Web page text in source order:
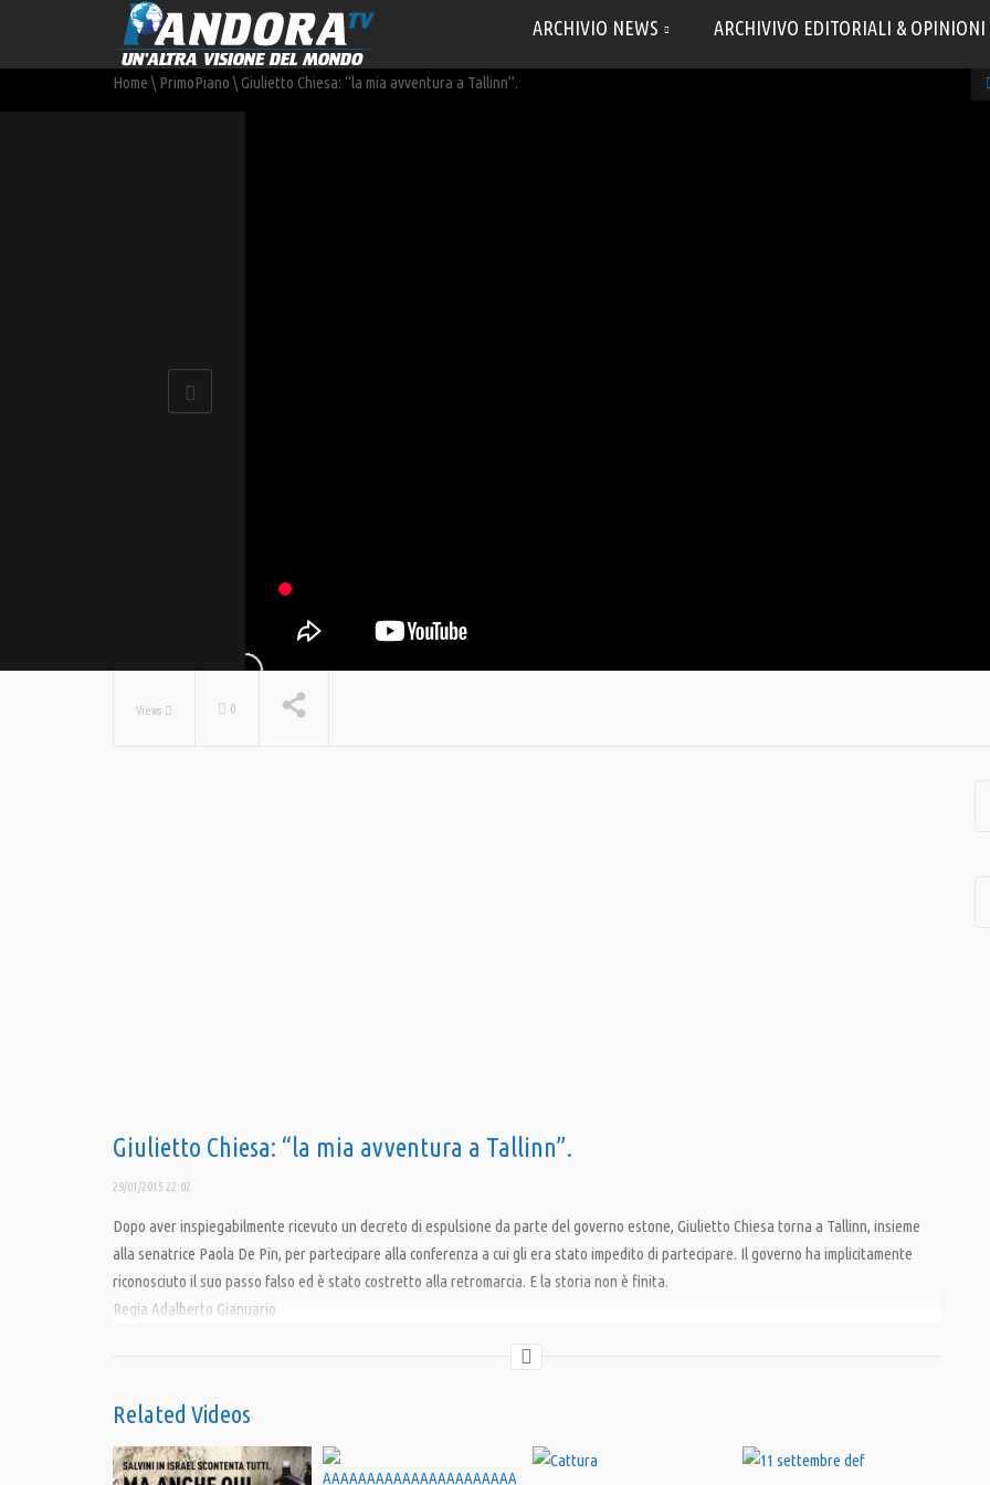
ARCHIVIO NEWS ARCHIVIVO EDITORIALI & OPINIONI
Home \ PrimoPiano \ Giulietto Chiesa: “la mia avventura a Tallinn”.
Views 0
Giulietto Chiesa: “la mia avventura a Tallinn”.
29/01/2015 22:02
Dopo aver inspiegabilmente ricevuto un decreto di espulsione da parte del governo estone, Giulietto Chiesa torna a Tallinn, insieme
alla senatrice Paola De Pin, per partecipare alla conferenza a cui gli era stato impedito di partecipare. Il governo ha implicitamente
riconosciuto il suo passo falso ed è stato costretto alla retromarcia. E la storia non è finita.
Regia Adalberto Gianuario
Category:PrimoPiano,Speciali
Related Videos